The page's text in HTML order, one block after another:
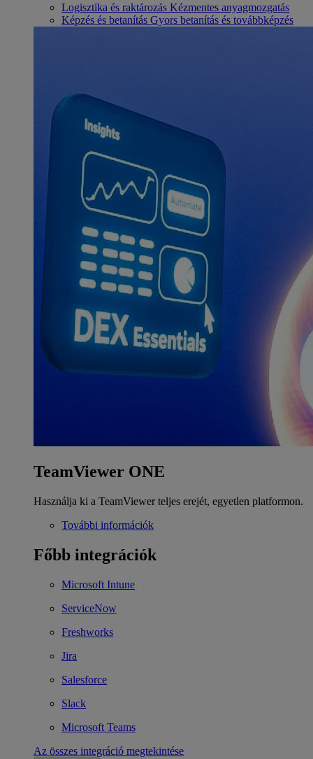
Logisztika és raktározás Kézmentes anyagmozgatás
Képzés és betanítás Gyors betanítás és továbbképzés
TeamViewer ONE
Használja ki a TeamViewer teljes erejét, egyetlen platformon.
További információk
Főbb integrációk
Microsoft Intune
ServiceNow
Freshworks
Jira
Salesforce
Slack
Microsoft Teams
Az összes integráció megtekintése